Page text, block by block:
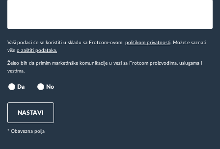
Vaši podaci će se koristiti u skladu sa Frotcom-ovom politikom privatnosti . Možete saznati
više o zaštiti podataka.
Želeo bih da primim marketinške komunikacije u vezi sa Frotcom proizvodima, uslugama i
vestima.
Da No
NASTAVI
* Obavezna polja